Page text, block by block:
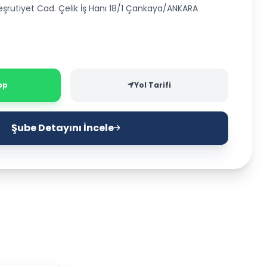
Cad. Çelik İş Hanı 18/1 Çankaya/ANKARA
Yol Tarifi
Şube Detayını İncele